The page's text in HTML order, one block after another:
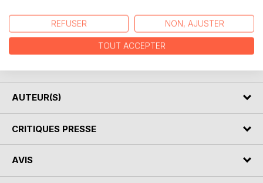
"Comme un Souffle sur mon âme", c'est ce Toucher de
Dieu sur l'âme qui s'ouvre à Son Amour. Chaque poème
est inspiré directement de mes oraisons quotidiennes avec
AUTEUR(S)
CRITIQUES PRESSE
AVIS
REFUSER NON, AJUSTER
TOUT ACCEPTER